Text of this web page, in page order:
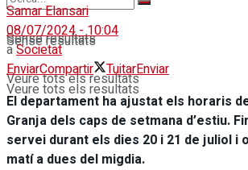
Sense resultats
Veure tots els resultats
Sense resultats
Veure tots els resultats
Samar Elansari
08/07/2024 - 10:04
aSocietat
EnviarCompartir TuitarEnviar
El departament ha ajustat els horaris
Granja dels caps de setmana d’estiu.
servei durant els dies 20 i 21 de juliol i
matí a dues del migdia.